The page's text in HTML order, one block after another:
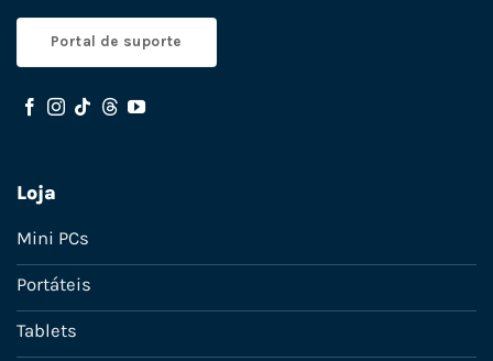
Portal de suporte
Loja
Mini PCs
Portáteis
Tablets